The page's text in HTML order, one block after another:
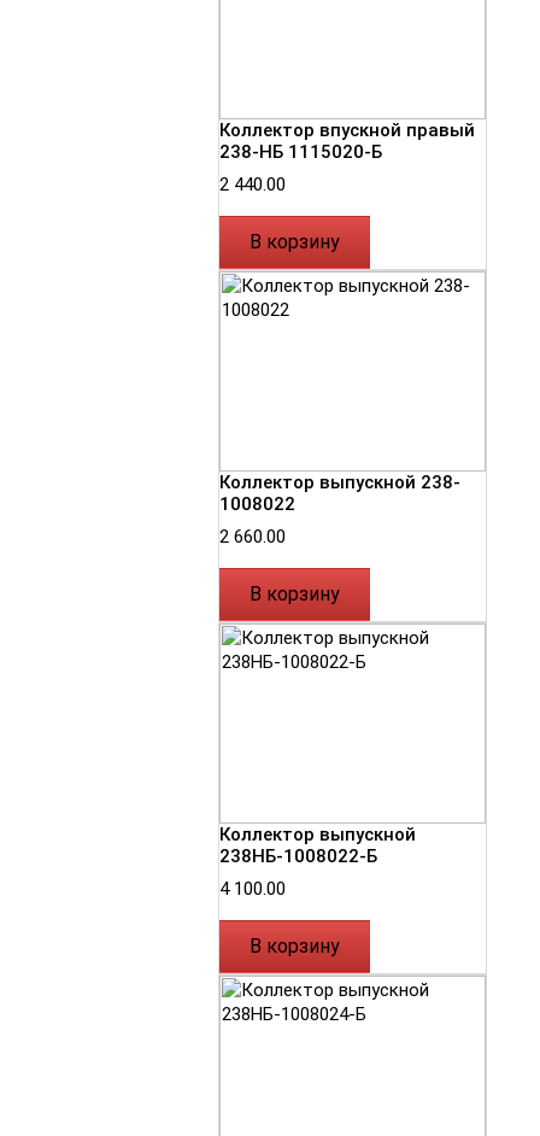
Коллектор впускной правый
238-НБ 1115020-Б
2 440.00
В корзину
Коллектор выпускной 238-
1008022
2 660.00
В корзину
Коллектор выпускной
238НБ-1008022-Б
4 100.00
В корзину